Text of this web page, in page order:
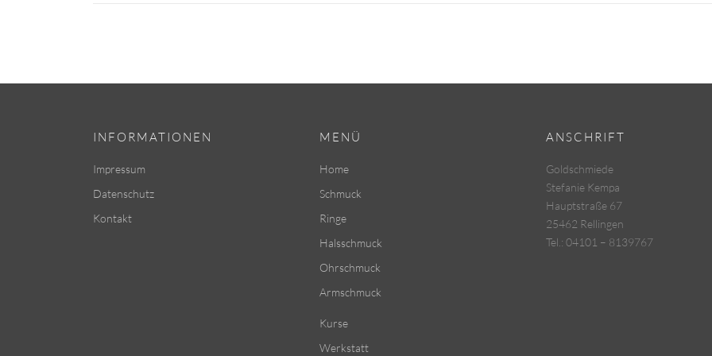
INFORMATIONEN
Impressum
Datenschutz
Kontakt
MENÜ
Home
Schmuck
Ringe
Halsschmuck
Ohrschmuck
Armschmuck
Kurse
Werkstatt
ANSCHRIFT
Goldschmiede
Stefanie Kempa
Hauptstraße 67
25462 Rellingen
Tel.: 04101 – 8139767